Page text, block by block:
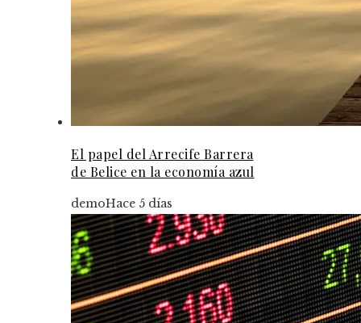
El papel del Arrecife Barrera
de Belice en la economía azul
demoHace 5 días